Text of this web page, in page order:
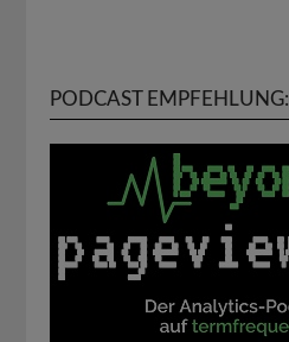
PODCAST EMPFEHLUNG: